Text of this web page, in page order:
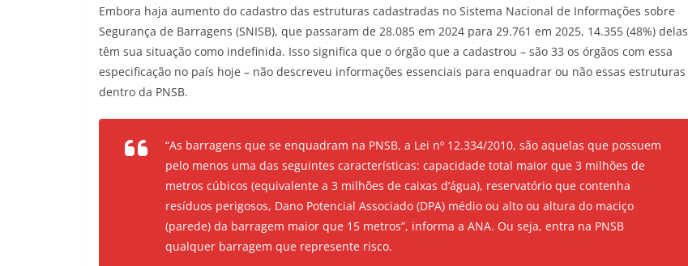
Embora haja aumento do cadastro das estruturas cadastradas no Sistema Nacional de Informações sobre
Segurança de Barragens (SNISB), que passaram de 28.085 em 2024 para 29.761 em 2025, 14.355 (48%) delas
têm sua situação como indefinida. Isso significa que o órgão que a cadastrou – são 33 os órgãos com essa
especificação no país hoje – não descreveu informações essenciais para enquadrar ou não essas estruturas
dentro da PNSB.
“As barragens que se enquadram na PNSB, a Lei nº 12.334/2010, são aquelas que possuem
pelo menos uma das seguintes características: capacidade total maior que 3 milhões de
metros cúbicos (equivalente a 3 milhões de caixas d’água), reservatório que contenha
resíduos perigosos, Dano Potencial Associado (DPA) médio ou alto ou altura do maciço
(parede) da barragem maior que 15 metros”, informa a ANA. Ou seja, entra na PNSB
qualquer barragem que represente risco.